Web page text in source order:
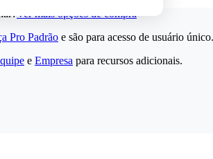
Ver mais opções de compra
Pro Padrão e são para acesso de usuário único.
e Empresa para recursos adicionais.